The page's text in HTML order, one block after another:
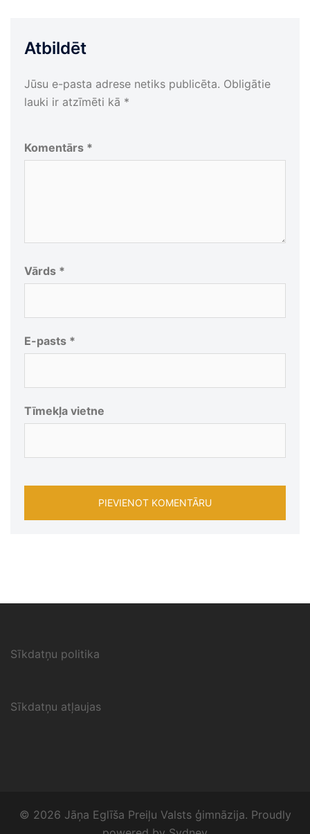
Atbildēt
Jūsu e-pasta adrese netiks publicēta. Obligātie
lauki ir atzīmēti kā *
Komentārs *
Vārds *
E-pasts *
Tīmekļa vietne
Sīkdatņu politika
Sīkdatņu atļaujas
© 2026 Jāņa Eglīša Preiļu Valsts ģimnāzija. Proudly